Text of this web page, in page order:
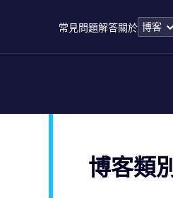
常見問題解答關於 博客
博客類別